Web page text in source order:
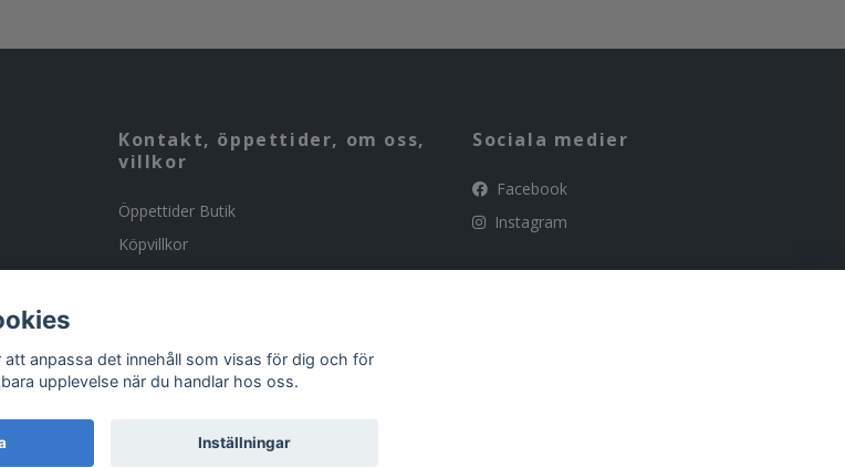
Kontakt, öppettider, om oss,
villkor
Öppettider Butik
Köpvillkor
Sociala medier
Facebook
Instagram
anpassa det innehåll som visas för dig och för
upplevelse när du handlar hos oss.
Inställningar